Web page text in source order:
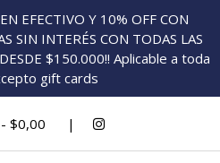
EFECTIVO Y 10% OFF CON
SIN INTERÉS CON TODAS LAS
$150.000!! Aplicable a toda
gift cards
- $0,00